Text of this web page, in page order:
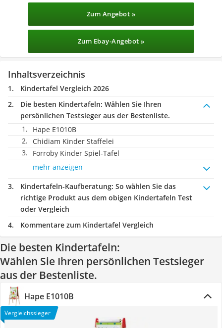
Zum Angebot »
Zum Ebay-Angebot »
Inhaltsverzeichnis
Kindertafel Vergleich 2026
Die besten Kindertafeln: Wählen Sie Ihren
persönlichen Testsieger aus der Bestenliste.
Hape E1010B
Chidiam Kinder Staffelei
Forroby Kinder Spiel-Tafel
mehr anzeigen
Kindertafeln-Kaufberatung: So wählen Sie das
richtige Produkt aus dem obigen Kindertafeln Test
oder Vergleich
Kommentare zum Kindertafel Vergleich
Die besten Kindertafeln:
Wählen Sie Ihren persönlichen Testsieger
aus der Bestenliste.
Hape E1010B
Vergleichssieger